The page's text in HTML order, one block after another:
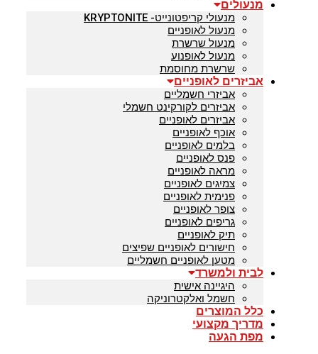
מנעולים
מנעולי קריפטונייט- KRYPTONITE
מנעול לאופניים
מנעול שרשרת
מנעול לאופנוע
שרשרת מחוסמת
אביזרים לאופניים
אביזרי חשמליים
אביזרים לקורקינט חשמלי
אביזרים לאופניים
אוכף לאופניים
בלמים לאופניים
פנס לאופניים
מראה לאופניים
צמיגים לאופניים
פנימית לאופניים
צופר לאופניים
גריפים לאופניים
תיק לאופניים
חישורים לאופניים שפיצים
מטען לאופניים חשמליים
לבית ולמשרד
היגיינה אישית
חשמל ואלקטרוניקה
כלל המוצרים
מדריך מקצועי
מפת הגעה